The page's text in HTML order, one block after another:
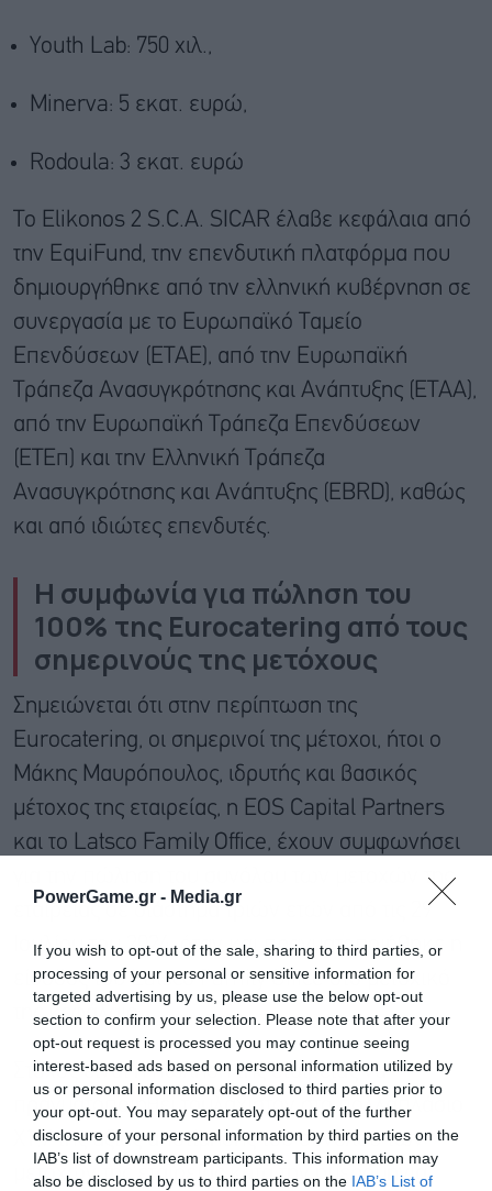
PowerGame.gr - Media.gr
If you wish to opt-out of the sale, sharing to third parties, or
processing of your personal or sensitive information for
targeted advertising by us, please use the below opt-out
section to confirm your selection. Please note that after your
opt-out request is processed you may continue seeing
interest-based ads based on personal information utilized by
us or personal information disclosed to third parties prior to
your opt-out. You may separately opt-out of the further
disclosure of your personal information by third parties on the
IAB’s list of downstream participants. This information may
also be disclosed by us to third parties on the IAB’s List of
Youth Lab: 750 χιλ.,
Minerva: 5 εκατ. ευρώ,
Rodoula: 3 εκατ. ευρώ
Το Elikonos 2 S.C.A. SICAR έλαβε κεφάλαια από
την EquiFund, την επενδυτική πλατφόρμα που
δημιουργήθηκε από την ελληνική κυβέρνηση σε
συνεργασία με το Ευρωπαϊκό Ταμείο
Επενδύσεων (ΕΤΑΕ), από την Ευρωπαϊκή
Τράπεζα Ανασυγκρότησης και Ανάπτυξης (ΕΤΑΑ),
από την Ευρωπαϊκή Τράπεζα Επενδύσεων
(ΕΤΕπ) και την Ελληνική Τράπεζα
Ανασυγκρότησης και Ανάπτυξης (EBRD), καθώς
και από ιδιώτες επενδυτές.
H συμφωνία για πώληση του
100% της Eurocatering από τους
σημερινούς της μετόχους
Σημειώνεται ότι στην περίπτωση της
Eurocatering, οι σημερινοί της μέτοχοι, ήτοι ο
Μάκης Μαυρόπουλος, ιδρυτής και βασικός
μέτοχος της εταιρείας, η EOS Capital Partners
και το Latsco Family Office, έχουν συμφωνήσει
για την πώληση του συνόλου των μετοχών της
εταιρείας σε διάστημα τριών ετών από τις 29
Ιουλίου του 2024, όταν και πραγματοποιήθηκε η
είσοδος του Latsco Family Office στο μετοχικό
της κεφάλαιο.
Στόχος είναι η πώληση της εταιρείας να
πραγματοποιηθεί τουλάχιστον στο πολλαπλάσιο
Χ1,7 της αξίας αποτίμησης του συνόλου των
μετοχών της εταιρείας κατά την ημερομηνία